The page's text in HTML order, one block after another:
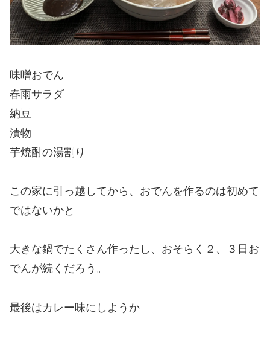
味噌おでん
春雨サラダ
納豆
漬物
芋焼酎の湯割り
この家に引っ越してから、おでんを作るのは初めて
ではないかと
大きな鍋でたくさん作ったし、おそらく２、３日お
でんが続くだろう。
最後はカレー味にしようか